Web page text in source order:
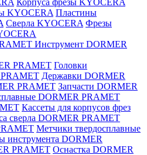
Корпуса фрезы KYOCERA
KYOCERA Пластины
Сверла KYOCERA Фрезы
Инструмент DORMER
PRAMET Головки
PRAMET Державки DORMER
PRAMET Запчасти DORMER
DORMER PRAMET
Кассеты для корпусов фрез
сверла DORMER PRAMET
Метчики твердосплавные
инструмента DORMER
PRAMET Оснастка DORMER